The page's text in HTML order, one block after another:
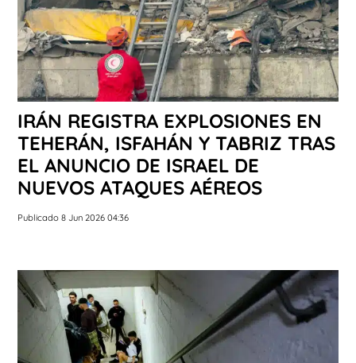
IRÁN REGISTRA EXPLOSIONES EN
TEHERÁN, ISFAHÁN Y TABRIZ TRAS
EL ANUNCIO DE ISRAEL DE
NUEVOS ATAQUES AÉREOS
Publicado 8 Jun 2026 04:36